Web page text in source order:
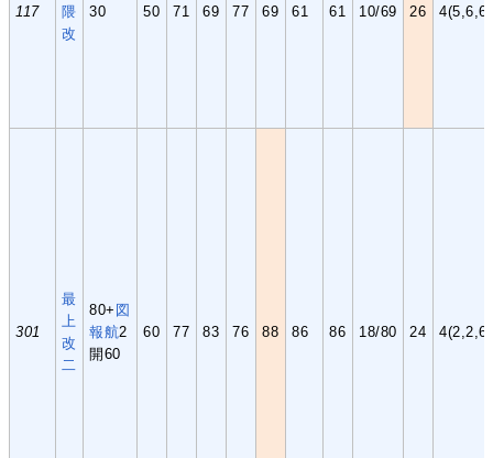
117
隈
改
30 50 71 69 77 69 61 61 10/69 26
301
最
上
改
二
80+ 図
報航2
開60
60 77 83 76 88 86 86 18/80 24